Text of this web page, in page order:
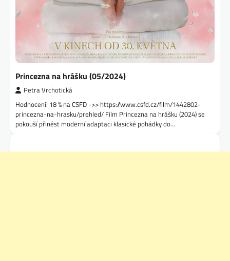
Princezna na hrášku (05/2024)
Petra Vrchotická
Hodnocení: 18 % na CSFD ->> https://www.csfd.cz/film/1442802-
princezna-na-hrasku/prehled/ Film Princezna na hrášku (2024) se
pokouší přinést moderní adaptaci klasické pohádky do…